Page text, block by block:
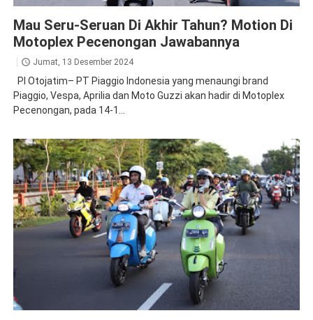
Mau Seru-Seruan Di Akhir Tahun? Motion Di
Motoplex Pecenongan Jawabannya
Jumat, 13 Desember 2024
PI Otojatim– PT Piaggio Indonesia yang menaungi brand
Piaggio, Vespa, Aprilia dan Moto Guzzi akan hadir di Motoplex
Pecenongan, pada 14-1...